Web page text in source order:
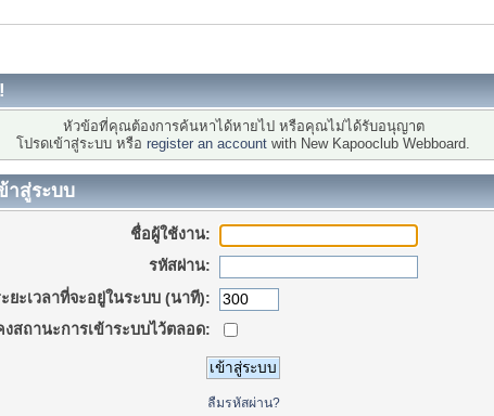
หัวข้อที่คุณต้องการค้นหาได้หายไป หรือคุณไม่ได้รับอนุญาต
โปรดเข้าสู่ระบบ หรือ register an account with New Kapooclub Webboard.
าสู่ระบบ
ชื่อผู้ใช้งาน:
รหัสผ่าน:
ยะเวลาที่จะอยู่ในระบบ (นาที):
งสถานะการเข้าระบบไว้ตลอด:
ลืมรหัสผ่าน?